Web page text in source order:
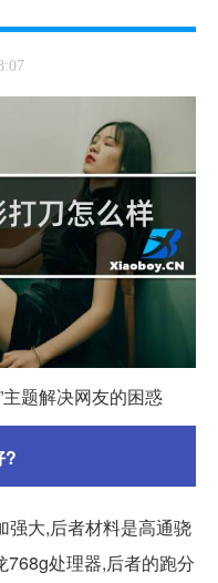
题解决网友的困惑
?
强大,后者材料是高通骁
处理器,后者的跑分